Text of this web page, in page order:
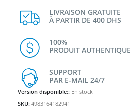
LIVRAISON GRATUITE
À PARTIR DE 400 DHS
100%
PRODUIT AUTHENTIQUE
SUPPORT
PAR E-MAIL 24/7
Version disponible:: En stock
SKU: 4983164182941